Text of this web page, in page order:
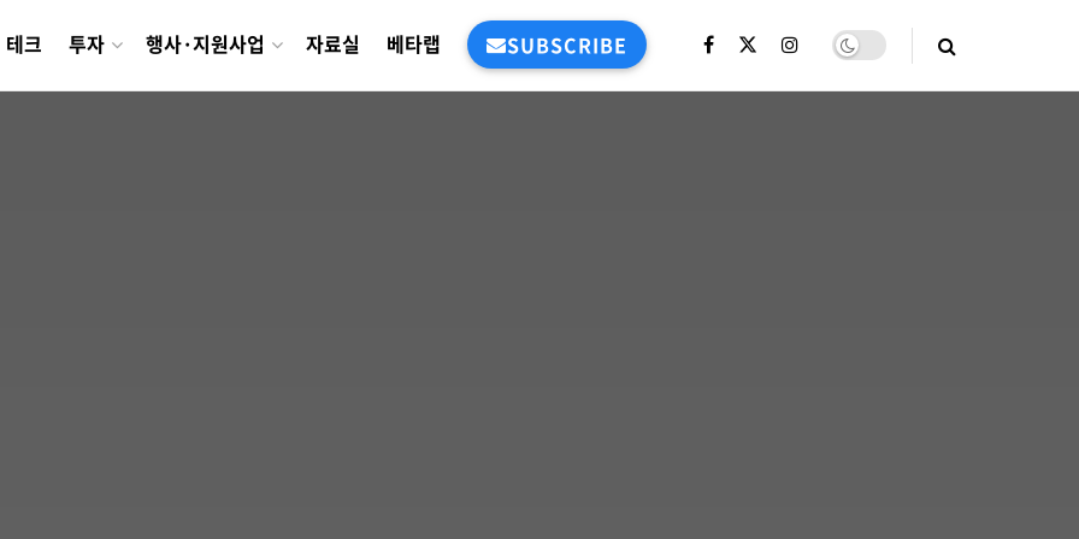
테크 투자 행사·지원사업 자료실 베타랩 SUBSCRIBE